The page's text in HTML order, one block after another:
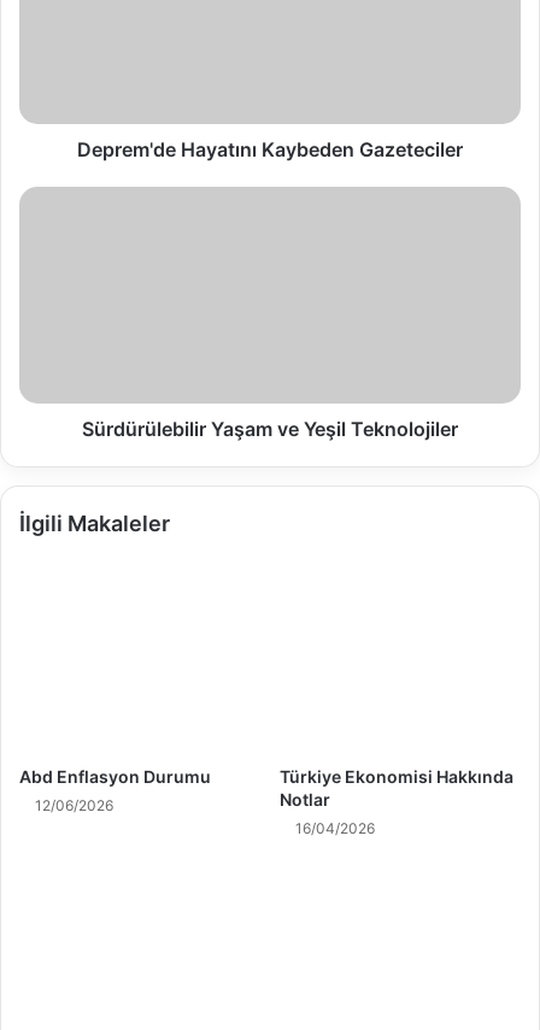
Deprem'de Hayatını Kaybeden Gazeteciler
Sürdürülebilir
Sürdürülebilir Yaşam ve Yeşil Teknolojiler
İlgili Makaleler
Abd Enflasyon Durumu
12/06/2026
Türkiye Ekonomisi Hakkında
Notlar
16/04/2026